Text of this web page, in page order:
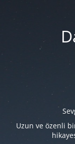
Uzun ve özenli